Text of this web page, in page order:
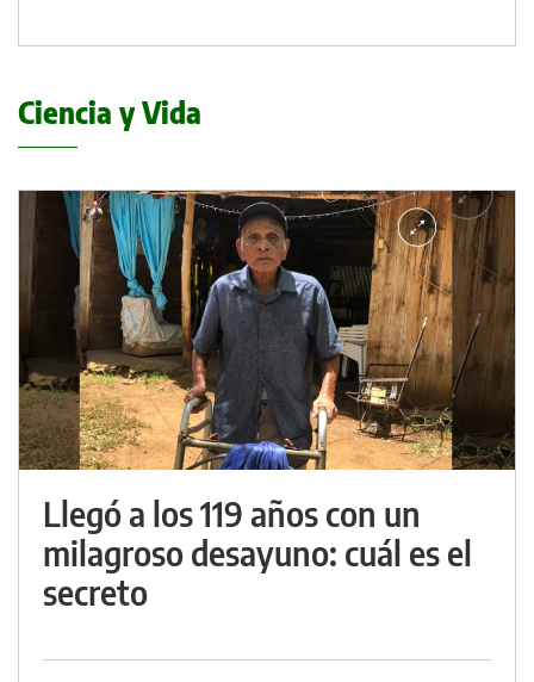
Ciencia y Vida
Llegó a los 119 años con un
milagroso desayuno: cuál es el
secreto